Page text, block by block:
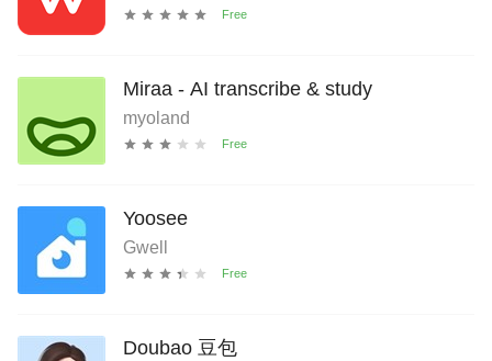
Miraa - AI transcribe & study
myoland
Yoosee
Gwell
Doubao 豆包